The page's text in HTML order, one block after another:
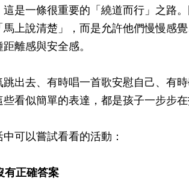
是一條很重要的「繞道而行」之路
上說清楚」，而是允許他們慢慢感
離感與安全感。
出去、有時唱一首歌安慰自己、有
看似簡單的表達，都是孩子一步步在
可以嘗試看看的活動：
有正確答案